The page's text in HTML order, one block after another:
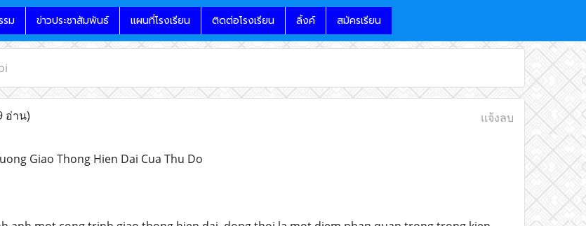
รม ข่าวประชาสัมพันธ์ แผนที่โรงเรียน ติดต่อโรงเรียน ลิ้งค์ สมัครเรียน
อ่าน) แจ้งลบ
Giao Thong Hien Dai Cua Thu Do